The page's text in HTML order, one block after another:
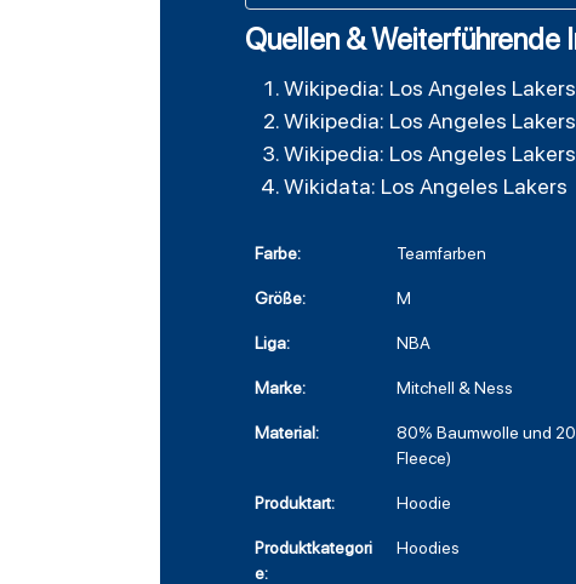
Quellen & Weiterführende
Wikipedia: Los Angeles Lakers
Wikipedia: Los Angeles Lakers
Wikipedia: Los Angeles Lakers
Wikidata: Los Angeles Lakers
Farbe: Teamfarben
Größe: M
Liga: NBA
Marke: Mitchell & Ness
Material:
80% Baumwolle und
Fleece)
Produktart: Hoodie
Produktkategori
e:
Hoodies